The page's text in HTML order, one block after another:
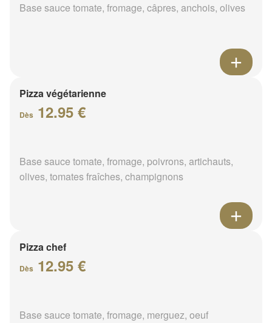
Base sauce tomate, fromage, câpres, anchois, olives
Pizza végétarienne
Dès 12.95 €
Base sauce tomate, fromage, poivrons, artichauts,
olives, tomates fraîches, champignons
Pizza chef
Dès 12.95 €
Base sauce tomate, fromage, merguez, oeuf